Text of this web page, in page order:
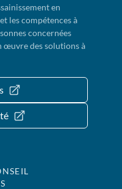
en
les compétences à
concernées
œuvre des solutions à